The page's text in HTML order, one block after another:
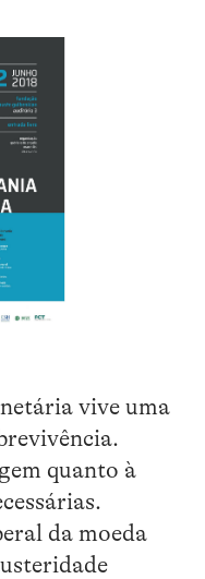
vive uma
quanto à
da moeda